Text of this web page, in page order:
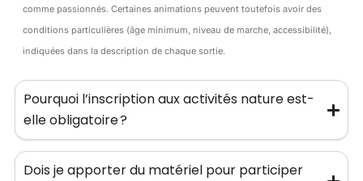
comme passionnés. Certaines animations peuvent toutefois avoir des
conditions particulières (âge minimum, niveau de marche, accessibilité),
indiquées dans la description de chaque sortie.
Pourquoi l’inscription aux activités nature est-
elle obligatoire ?
Dois je apporter du matériel pour participer